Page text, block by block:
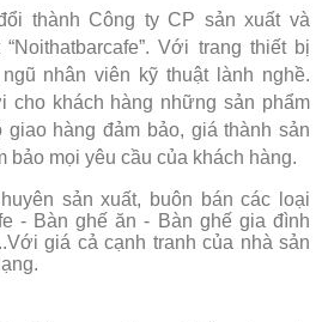
thành Công ty CP sản xuất và
Với trang thiết bị
nhân viên kỹ thuật lành nghề.
cho khách hàng những sản phẩm
hàng đảm bảo, giá thành sản
bảo mọi yêu cầu của khách hàng.
sản xuất, buôn bán các loại
- Bàn ghế ăn - Bàn ghế gia đình
giá cả cạnh tranh của nhà sản